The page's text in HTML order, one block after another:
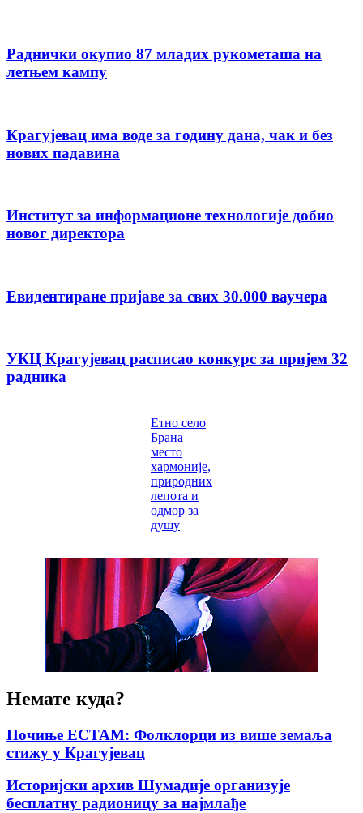
Раднички окупио 87 младих рукометаша на
летњем кампу
Крагујевац има воде за годину дана, чак и без
нових падавина
Институт за информационе технологије добио
новог директора
Евидентиране пријаве за свих 30.000 ваучера
УКЦ Крагујевац расписао конкурс за пријем 32
радника
Етно село
Брана –
место
хармоније,
природних
лепота и
одмор за
душу
Немате куда?
Почиње ЕСТАМ: Фолклорци из више земаља
стижу у Крагујевац
Историјски архив Шумадије организује
бесплатну радионицу за најмлађе